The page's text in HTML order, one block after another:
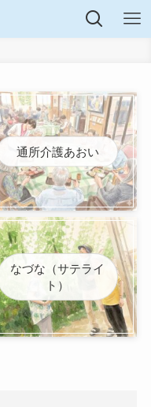
通所介護あおい
なづな（サテライ
ト）